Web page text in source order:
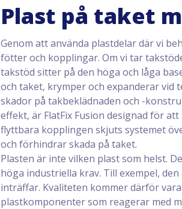
Plast på taket
Genom att använda plastdelar där vi
fötter och kopplingar. Om vi tar
takstöd sitter på den höga och låga
och taket, krymper och expanderar
skador på takbeklädnaden och -
effekt, är FlatFix Fusion designad för
flyttbara kopplingen skjuts systemet
och förhindrar skada på taket.
Plasten är inte vilken plast som helst.
höga industriella krav. Till exempel,
inträffar. Kvaliteten kommer därför
plastkomponenter som reagerar med